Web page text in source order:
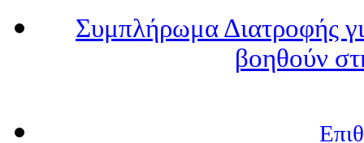
Συμπλήρωμα Διατροφής
βοηθούν